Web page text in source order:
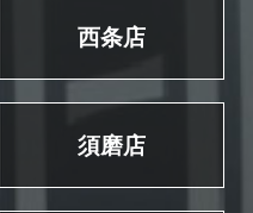
西条店
須磨店